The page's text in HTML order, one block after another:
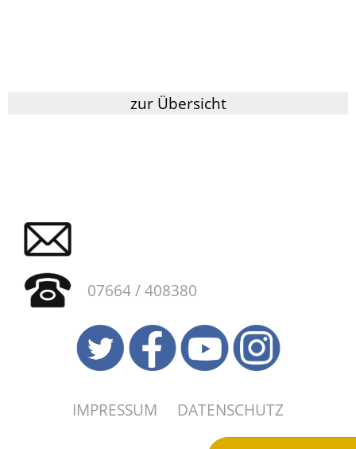
zur Übersicht
07664 / 408380
IMPRESSUM DATENSCHUTZ